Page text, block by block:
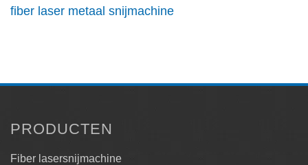
fiber laser metaal snijmachine
PRODUCTEN
Fiber lasersnijmachine